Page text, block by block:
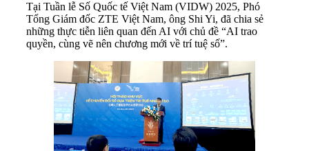
Tại Tuần lễ Số Quốc tế Việt Nam (VIDW) 2025, Phó
Tổng Giám đốc ZTE Việt Nam, ông Shi Yi, đã chia sẻ
những thực tiễn liên quan đến AI với chủ đề “AI trao
quyền, cùng vẽ nên chương mới về trí tuệ số”.